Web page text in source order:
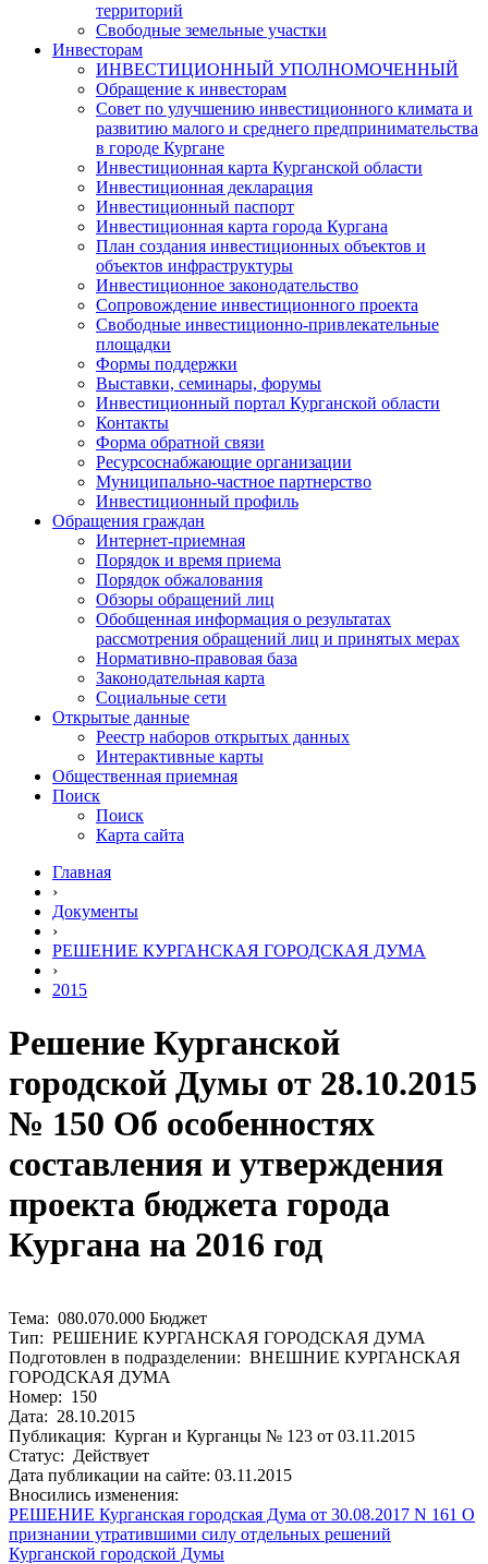
территорий
Свободные земельные участки
Инвесторам
ИНВЕСТИЦИОННЫЙ УПОЛНОМОЧЕННЫЙ
Обращение к инвесторам
Совет по улучшению инвестиционного климата и
развитию малого и среднего предпринимательства
в городе Кургане
Инвестиционная карта Курганской области
Инвестиционная декларация
Инвестиционный паспорт
Инвестиционная карта города Кургана
План создания инвестиционных объектов и
объектов инфраструктуры
Инвестиционное законодательство
Сопровождение инвестиционного проекта
Свободные инвестиционно-привлекательные
площадки
Формы поддержки
Выставки, семинары, форумы
Инвестиционный портал Курганской области
Контакты
Форма обратной связи
Ресурсоснабжающие организации
Муниципально-частное партнерство
Инвестиционный профиль
Обращения граждан
Интернет-приемная
Порядок и время приема
Порядок обжалования
Обзоры обращений лиц
Обобщенная информация о результатах
рассмотрения обращений лиц и принятых мерах
Нормативно-правовая база
Законодательная карта
Социальные сети
Открытые данные
Реестр наборов открытых данных
Интерактивные карты
Общественная приемная
Поиск
Поиск
Карта сайта
Главная
›
Документы
›
РЕШЕНИЕ КУРГАНСКАЯ ГОРОДСКАЯ ДУМА
›
2015
Решение Курганской
городской Думы от 28.10.2015
№ 150 Об особенностях
составления и утверждения
проекта бюджета города
Кургана на 2016 год
Тема: 080.070.000 Бюджет
Тип: РЕШЕНИЕ КУРГАНСКАЯ ГОРОДСКАЯ ДУМА
Подготовлен в подразделении: ВНЕШНИЕ КУРГАНСКАЯ
ГОРОДСКАЯ ДУМА
Номер: 150
Дата: 28.10.2015
Публикация: Курган и Курганцы № 123 от 03.11.2015
Статус: Действует
Дата публикации на сайте: 03.11.2015
Вносились изменения:
РЕШЕНИЕ Курганская городская Дума от 30.08.2017 N 161 О
признании утратившими силу отдельных решений
Курганской городской Думы